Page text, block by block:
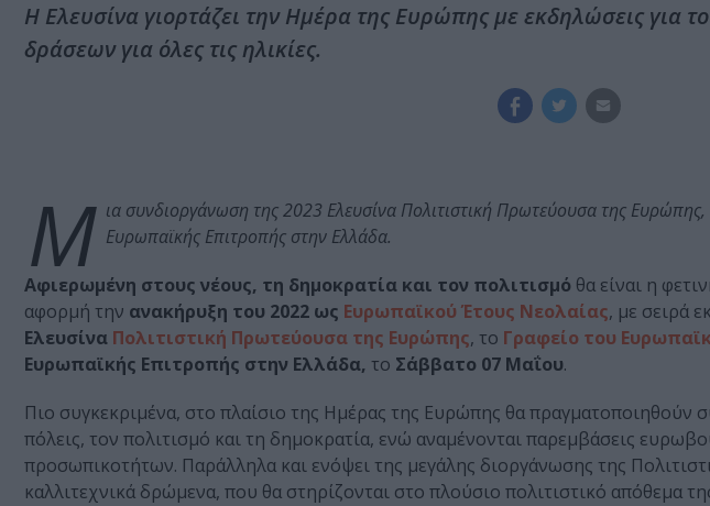
Η Ελευσίνα γιορτάζει την Ημέρα της Ευρώπης με εκδηλώσεις για
δράσεων για όλες τις ηλικίες.
Μ ια συνδιοργάνωση της 2023 Ελευσίνα Πολιτιστική Πρωτεύουσα της
Ευρωπαϊκής Επιτροπής στην Ελλάδα.
Αφιερωμένη στους νέους, τη δημοκρατία και τον πολιτισμό θα είναι η
αφορμή την ανακήρυξη του 2022 ως Ευρωπαϊκού Έτους Νεολαίας, με σειρά
Ελευσίνα Πολιτιστική Πρωτεύουσα της Ευρώπης, το Γραφείο του
Ευρωπαϊκής Επιτροπής στην Ελλάδα, το Σάββατο 07 Μαΐου.
Πιο συγκεκριμένα, στο πλαίσιο της Ημέρας της Ευρώπης θα πραγματοποιηθούν
πόλεις, τον πολιτισμό και τη δημοκρατία, ενώ αναμένονται παρεμβάσεις
προσωπικοτήτων. Παράλληλα και ενόψει της μεγάλης διοργάνωσης της
καλλιτεχνικά δρώμενα, που θα στηρίζονται στο πλούσιο πολιτιστικό απόθεμα